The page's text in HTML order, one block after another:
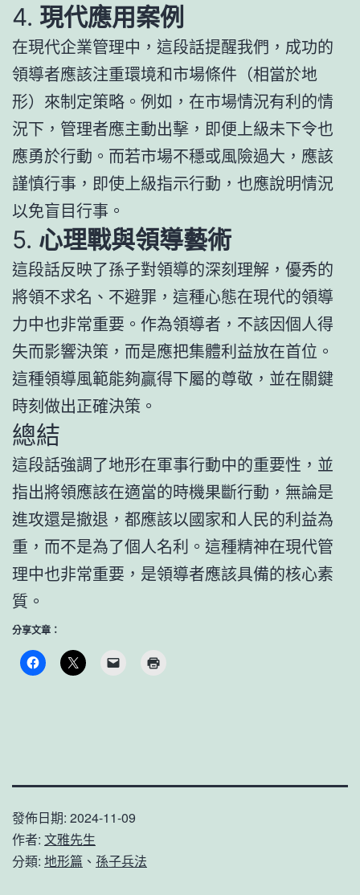
4. 現代應用案例
在現代企業管理中，這段話提醒我們，成功的
領導者應該注重環境和市場條件（相當於地
形）來制定策略。例如，在市場情況有利的情
況下，管理者應主動出擊，即便上級未下令也
應勇於行動。而若市場不穩或風險過大，應該
謹慎行事，即使上級指示行動，也應說明情況
以免盲目行事。
5. 心理戰與領導藝術
這段話反映了孫子對領導的深刻理解，優秀的
將領不求名、不避罪，這種心態在現代的領導
力中也非常重要。作為領導者，不該因個人得
失而影響決策，而是應把集體利益放在首位。
這種領導風範能夠贏得下屬的尊敬，並在關鍵
時刻做出正確決策。
總結
這段話強調了地形在軍事行動中的重要性，並
指出將領應該在適當的時機果斷行動，無論是
進攻還是撤退，都應該以國家和人民的利益為
重，而不是為了個人名利。這種精神在現代管
理中也非常重要，是領導者應該具備的核心素
質。
分享文章：
發佈日期: 2024-11-09
作者: 文雅先生
分類: 地形篇 、 孫子兵法